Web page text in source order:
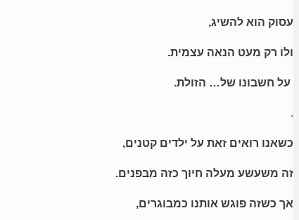
עסוק הוא להשיג,
ולו רק מעט הנאה עצמית.
על חשבונו של… הזולת.
.
כשאנו רואים זאת על ילדים קטנים,
זה משעשע מעלה חיוך כזה מבפנים.
אך כשזה פוגש אותנו כמבוגרים,